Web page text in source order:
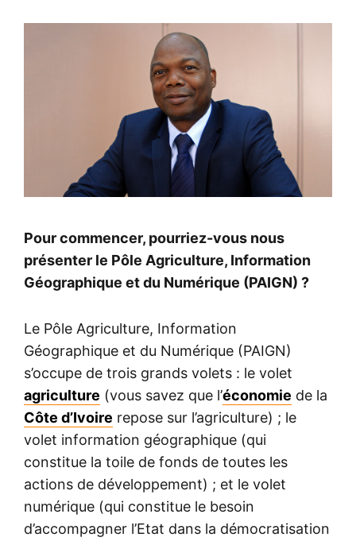
Pour commencer, pourriez-vous nous
présenter le Pôle Agriculture, Information
Géographique et du Numérique (PAIGN) ?
Le Pôle Agriculture, Information
Géographique et du Numérique (PAIGN)
s’occupe de trois grands volets : le volet
agriculture (vous savez que l’économie de la
Côte d’Ivoire repose sur l’agriculture) ; le
volet information géographique (qui
constitue la toile de fonds de toutes les
actions de développement) ; et le volet
numérique (qui constitue le besoin
d’accompagner l’Etat dans la démocratisation